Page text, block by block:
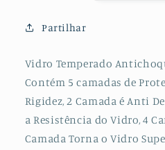
Huawei
Partilhar
Vidro Temperado
Contém 5 camadas de
Rigidez, 2 Camada é Anti
a Resistência do Vidro, 4
Camada Torna o Vidro